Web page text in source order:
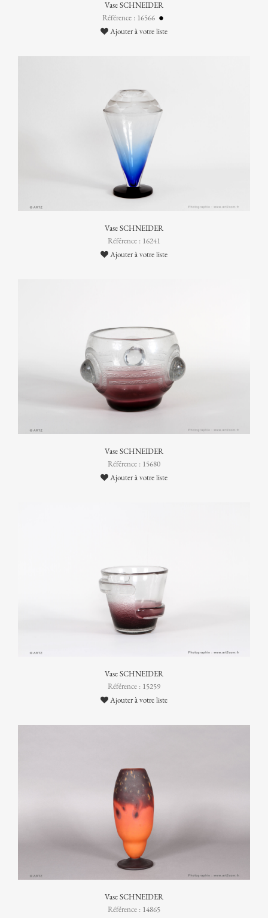
Vase SCHNEIDER
Référence : 16566
Ajouter à votre liste
Vase SCHNEIDER
Référence : 16241
Ajouter à votre liste
Vase SCHNEIDER
Référence : 15680
Ajouter à votre liste
Vase SCHNEIDER
Référence : 15259
Ajouter à votre liste
Vase SCHNEIDER
Référence : 14865